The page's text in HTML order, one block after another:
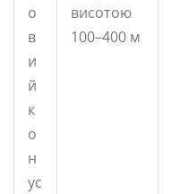
о
в
и
й
к
о
н
ус
висотою
100–400 м